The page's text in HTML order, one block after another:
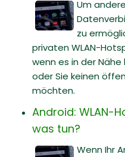
Um
zu
privaten WLAN-
wenn es in der
oder Sie keinen
möchten.
Android: WLAN-
was tun?
Wenn Ihr